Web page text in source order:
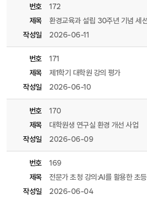
번호
172
제목
환경교육과 설립 30주년 기념 세
작성일
2026-06-11
번호
171
제목
제1학기 대학원 강의 평가
작성일
2026-06-10
번호
170
제목
대학원생 연구실 환경 개선 사업
작성일
2026-06-09
번호
169
제목
전문가 초청 강의:AI를 활용한 초
작성일
2026-06-04